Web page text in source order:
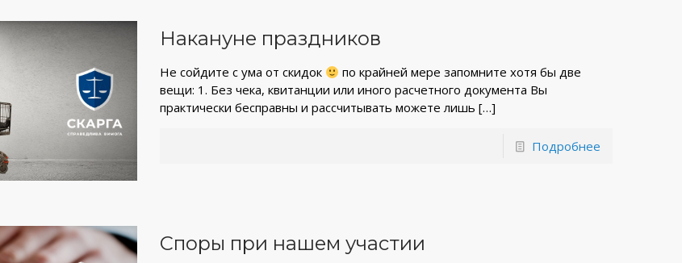
Накануне праздников
Не сойдите с ума от скидок
по крайней мере запомните хотя бы две
вещи: 1. Без чека, квитанции или иного расчетного документа Вы
практически бесправны и рассчитывать можете лишь […]
Подробнее
Споры при нашем участии